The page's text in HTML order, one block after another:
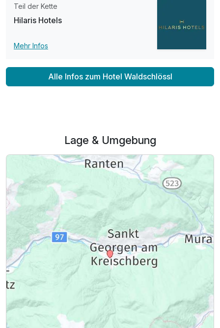
Teil der Kette
Hilaris Hotels
Mehr Infos
Alle Infos zum Hotel Waldschlössl
Lage & Umgebung